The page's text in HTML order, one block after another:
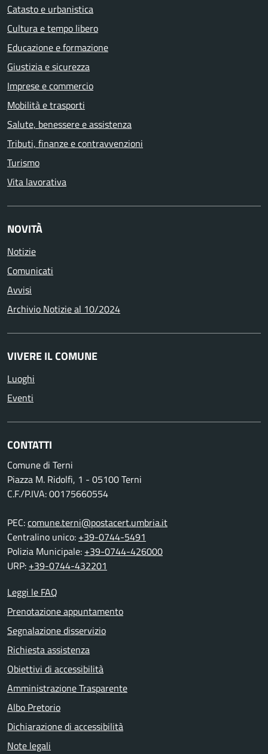
Catasto e urbanistica
Cultura e tempo libero
Educazione e formazione
Giustizia e sicurezza
Imprese e commercio
Mobilità e trasporti
Salute, benessere e assistenza
Tributi, finanze e contravvenzioni
Turismo
Vita lavorativa
NOVITÀ
Notizie
Comunicati
Avvisi
Archivio Notizie al 10/2024
VIVERE IL COMUNE
Luoghi
Eventi
CONTATTI
Comune di Terni
Piazza M. Ridolfi, 1 - 05100 Terni
C.F./P.IVA: 00175660554
PEC:comune.terni@postacert.umbria.it
Centralino unico: +39-0744-5491
Polizia Municipale: +39-0744-426000
URP: +39-0744-432201
Leggi le FAQ
Prenotazione appuntamento
Segnalazione disservizio
Richiesta assistenza
Obiettivi di accessibilità
Amministrazione Trasparente
Albo Pretorio
Dichiarazione di accessibilità
Note legali